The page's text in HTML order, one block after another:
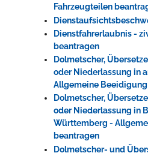
Fahrzeugteilen
Dienstfahrerlaubnis -
beantragen
Dolmetscher,
oder Niederlassung in
Allgemeine
Dolmetscher,
oder Niederlassung in
Württemberg -
beantragen
Dolmetscher- und